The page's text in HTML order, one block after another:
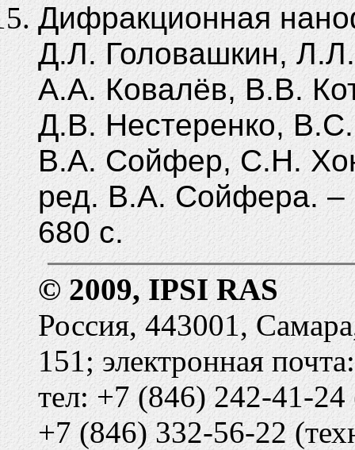
Дифракционная
Д.Л. Го­ловашкин,
А.А. Кова­лёв, В.В.
Д.В. Нестеренко,
В.А. Сойфер, С.Н.
ред. В.А. Сойфера. –
680 с.
© 2009, IPSI RAS
Россия, 443001,
151; электронная
тел: +7 (846) 242-41-24
+7 (846) 332-56-22